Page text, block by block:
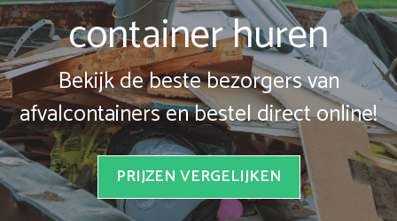
container huren
Bekijk de beste bezorgers van
afvalcontainers en bestel direct online!
PRIJZEN VERGELIJKEN